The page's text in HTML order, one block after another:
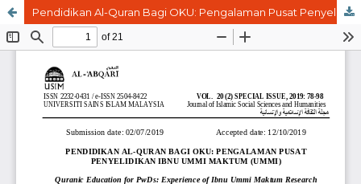
Pendidikan Al-Quran Bagi OKU: Pengalaman Pusat Penyelidikan Ibnu Ummi Maktum (UMMI)